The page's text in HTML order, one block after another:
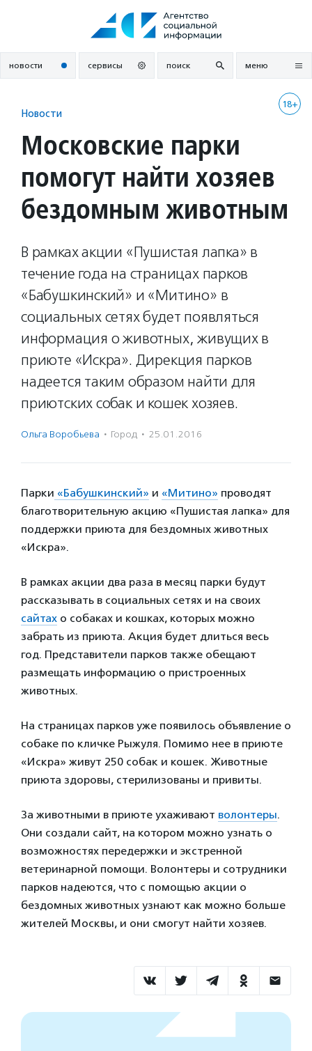
новости сервисы поиск меню
18+
Новости
Московские парки
помогут найти хозяев
бездомным животным
В рамках акции «Пушистая лапка» в
течение года на страницах парков
«Бабушкинский» и «Митино» в
социальных сетях будет появляться
информация о животных, живущих в
приюте «Искра». Дирекция парков
надеется таким образом найти для
приютских собак и кошек хозяев.
Ольга Воробьева · Город · 25.01.2016
Парки «Бабушкинский» и «Митино» проводят
благотворительную акцию «Пушистая лапка» для
поддержки приюта для бездомных животных
«Искра».
В рамках акции два раза в месяц парки будут
рассказывать в социальных сетях и на своих
сайтах о собаках и кошках, которых можно
забрать из приюта. Акция будет длиться весь
год. Представители парков также обещают
размещать информацию о пристроенных
животных.
На страницах парков уже появилось объявление о
собаке по кличке Рыжуля. Помимо нее в приюте
«Искра» живут 250 собак и кошек. Животные
приюта здоровы, стерилизованы и привиты.
За животными в приюте ухаживают волонтеры.
Они создали сайт, на котором можно узнать о
возможностях передержки и экстренной
ветеринарной помощи. Волонтеры и сотрудники
парков надеются, что с помощью акции о
бездомных животных узнают как можно больше
жителей Москвы, и они смогут найти хозяев.